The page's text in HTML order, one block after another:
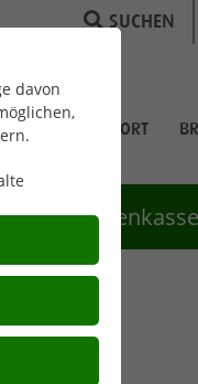
davon
SUCHEN
LEISTUNGSSPORT
Krankenkasse